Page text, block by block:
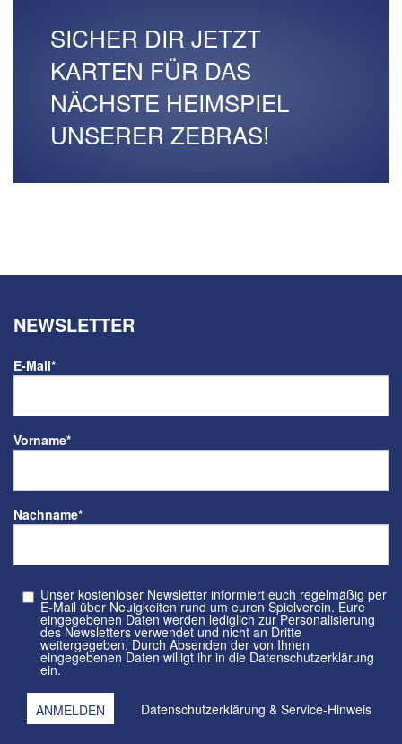
SICHER DIR JETZT
KARTEN FÜR DAS
NÄCHSTE HEIMSPIEL
UNSERER ZEBRAS!
NEWSLETTER
E-Mail*
Vorname*
Nachname*
Unser kostenloser Newsletter informiert euch regelmäßig per
E-Mail über Neuigkeiten rund um euren Spielverein. Eure
eingegebenen Daten werden lediglich zur Personalisierung
des Newsletters verwendet und nicht an Dritte
weitergegeben. Durch Absenden der von Ihnen
eingegebenen Daten willigt ihr in die Datenschutzerklärung
ein.
Datenschutzerklärung & Service-Hinweis